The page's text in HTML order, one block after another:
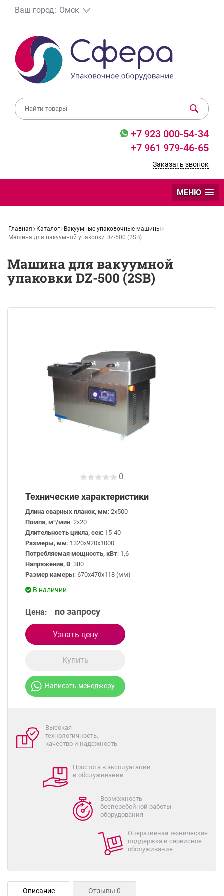
Ваш город: Омск
+7 923 000-54-34
+7 961 979-46-65
Заказать звонок
МЕНЮ
Главная Каталог
Вакуумные упаковочные машины
Машина для вакуумной упаковки DZ-500 (2SB)
Машина для вакуумной
упаковки DZ-500 (2SB)
0
Технические характеристики
Длина сварных планок, мм: 2х500
Помпа, м³/мин: 2х20
Длительность цикла, сек: 15-40
Размеры, мм: 1320х920х1000
Потребляемая мощность, кВт: 1,6
Напряжение, В: 380
Размер камеры: 670х470х118 (мм)
В наличии
Цена: по запросу
Узнать цену
Купить
Написать менеджеру
Высокая
технологичность,
качество и надежность
Простота в эксплуатации
и обслуживании
Возможность
бесперебойной работы
оборудования
Оперативная техническая
поддержка и сервисное
обслуживание
Описание Отзывы 0